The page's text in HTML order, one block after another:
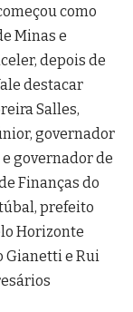
como
Minas e
depois de
destacar
Salles,
governador
governador de
Finanças do
prefeito
Horizonte
Gianetti e Rui